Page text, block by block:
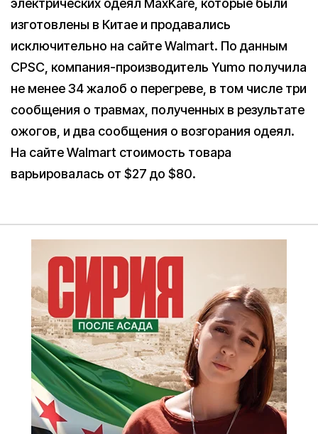
изготовлены в Китае и продавались
исключительно на сайте Walmart. По данным
CPSC, компания-производитель Yumo получила
не менее 34 жалоб о перегреве, в том числе три
сообщения о травмах, полученных в результате
ожогов, и два сообщения о возгорания одеял.
На сайте Walmart стоимость товара
варьировалась от $27 до $80.